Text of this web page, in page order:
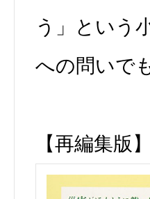
う」という
への問いで
【再編集版】